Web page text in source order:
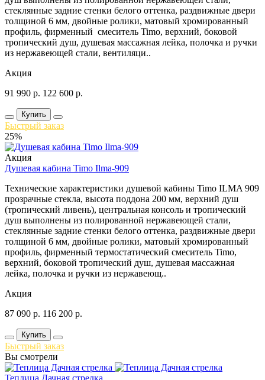
стеклянные задние стенки белого оттенка, раздвижные двери
толщиной 6 мм, двойные ролики, матовый хромированный
профиль, фирменный смеситель Timo, верхний, боковой
тропический душ, душевая массажная лейка, полочка и ручки
из нержавеющей стали, вентиляци..
Акция
91 990 р. 122 600 р.
Купить
Быстрый заказ
25%
Акция
Душевая кабина Timo Ilma-909
Технические характеристики душевой кабины Timo ILMA 909
прозрачные стекла, высота поддона 200 мм, верхний душ
(тропический ливень), центральная консоль и тропический
душ выполнены из полированной нержавеющей стали,
стеклянные задние стенки белого оттенка, раздвижные двери
толщиной 6 мм, двойные ролики, матовый хромированный
профиль, фирменный термостатический смеситель Timo,
верхний, боковой тропический душ, душевая массажная
лейка, полочка и ручки из нержавеющ..
Акция
87 090 р. 116 200 р.
Купить
Быстрый заказ
Вы смотрели